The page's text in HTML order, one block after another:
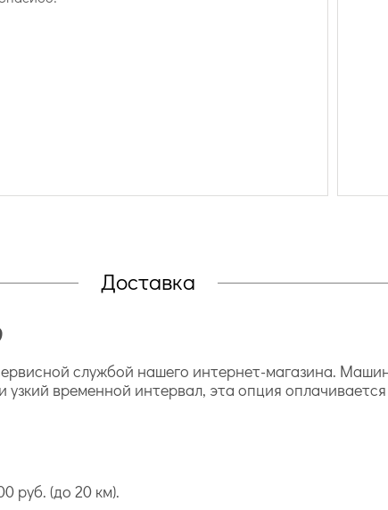
Доставка
службой нашего интернет-магазина.
временной интервал, эта опция
руб. (до 20 км).